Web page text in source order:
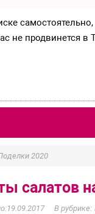
не продвинется в
2020
салатов
19.09.2017